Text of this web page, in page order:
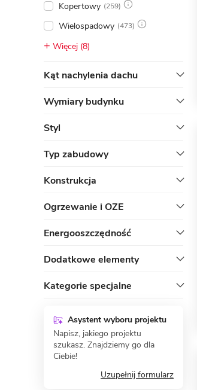
Kopertowy (259)
Wielospadowy (473)
Więcej (8)
Kąt nachylenia dachu
Wymiary budynku
Styl
Typ zabudowy
Konstrukcja
Ogrzewanie i OZE
Energooszczędność
Dodatkowe elementy
Kategorie specjalne
Asystent wyboru projektu
Napisz, jakiego projektu
szukasz. Znajdziemy go dla
Ciebie!
Uzupełnij formularz